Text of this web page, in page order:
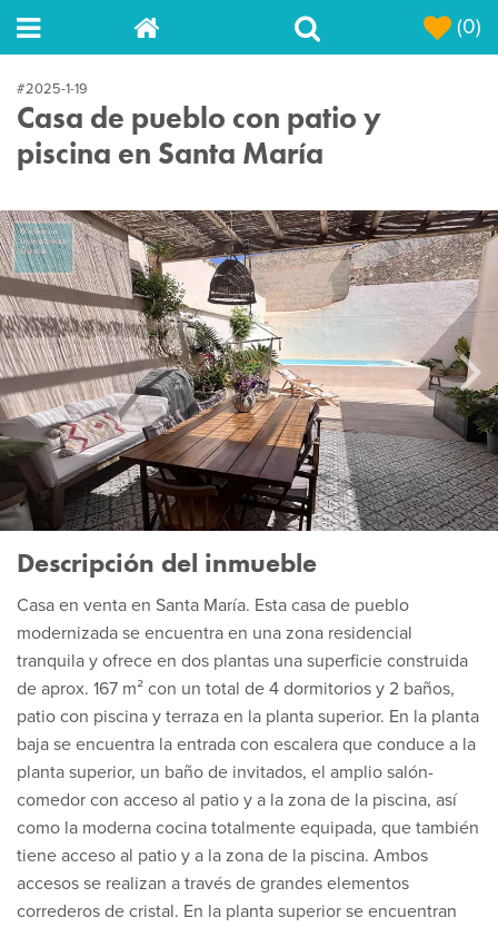
(0)
#2025-1-19
Casa de pueblo con patio y
piscina en Santa María
Next
Descripción del inmueble
Casa en venta en Santa María. Esta casa de pueblo
modernizada se encuentra en una zona residencial
tranquila y ofrece en dos plantas una superficie construida
de aprox. 167 m² con un total de 4 dormitorios y 2 baños,
patio con piscina y terraza en la planta superior. En la planta
baja se encuentra la entrada con escalera que conduce a la
planta superior, un baño de invitados, el amplio salón-
comedor con acceso al patio y a la zona de la piscina, así
como la moderna cocina totalmente equipada, que también
tiene acceso al patio y a la zona de la piscina. Ambos
accesos se realizan a través de grandes elementos
correderos de cristal. En la planta superior se encuentran